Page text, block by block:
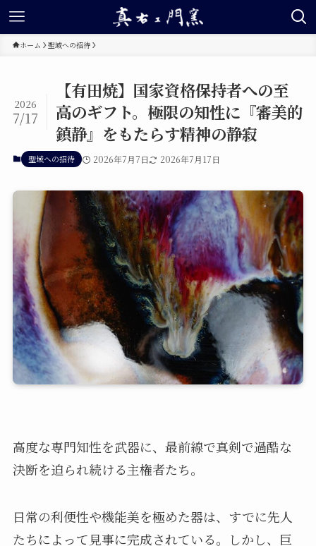
ホーム 聖域への招待
【有田焼】国家資格保持者への至
高のギフト。極限の知性に『審美的
鎮静』をもたらす精神の静寂
2026
7/17
聖域への招待 2026年7月7日 2026年7月17日
高度な専門知性を武器に、最前線で真剣で過酷な
決断を迫られ続ける主権者たち。
日常の利便性や機能美を極めた器は、すでに先人
たちによって見事に完成されている。しかし、巨